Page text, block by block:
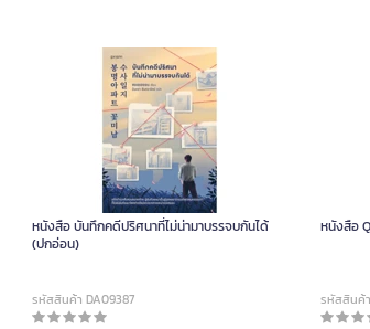
หนังสือ บันทึกคดีปริศนาที่ไม่น่ามาบรรจบกันได้
(ปกอ่อน)
รหัสสินค้า DA09387
หนังสือ
รหัสสินค้า